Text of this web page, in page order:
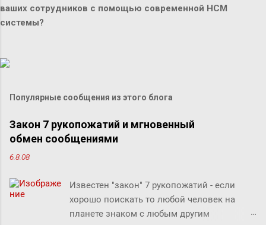
ваших сотрудников с помощью современной HCM
системы?
Популярные сообщения из этого блога
Закон 7 рукопожатий и мгновенный
обмен сообщениями
6.8.08
Известен "закон" 7 рукопожатий - если
хорошо поискать то любой человек на
планете знаком с любым другим